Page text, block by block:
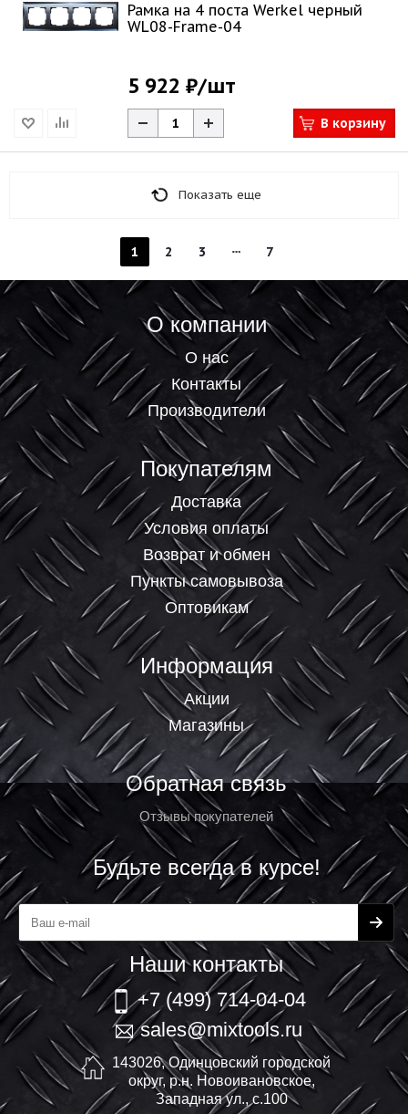
Рамка на 4 поста Werkel черный
WL08-Frame-04
5 922 ₽/шт
В корзину
Показать еще
1 2 3 7
О компании
О нас
Контакты
Производители
Покупателям
Доставка
Условия оплаты
Возврат и обмен
Пункты самовывоза
Оптовикам
Информация
Акции
Магазины
Обратная связь
Отзывы покупателей
Будьте всегда в курсе!
Наши контакты
+7 (499) 714-04-04
sales@mixtools.ru
143026, Одинцовский городской
округ, р.н. Новоивановское,
Западная ул., с.100